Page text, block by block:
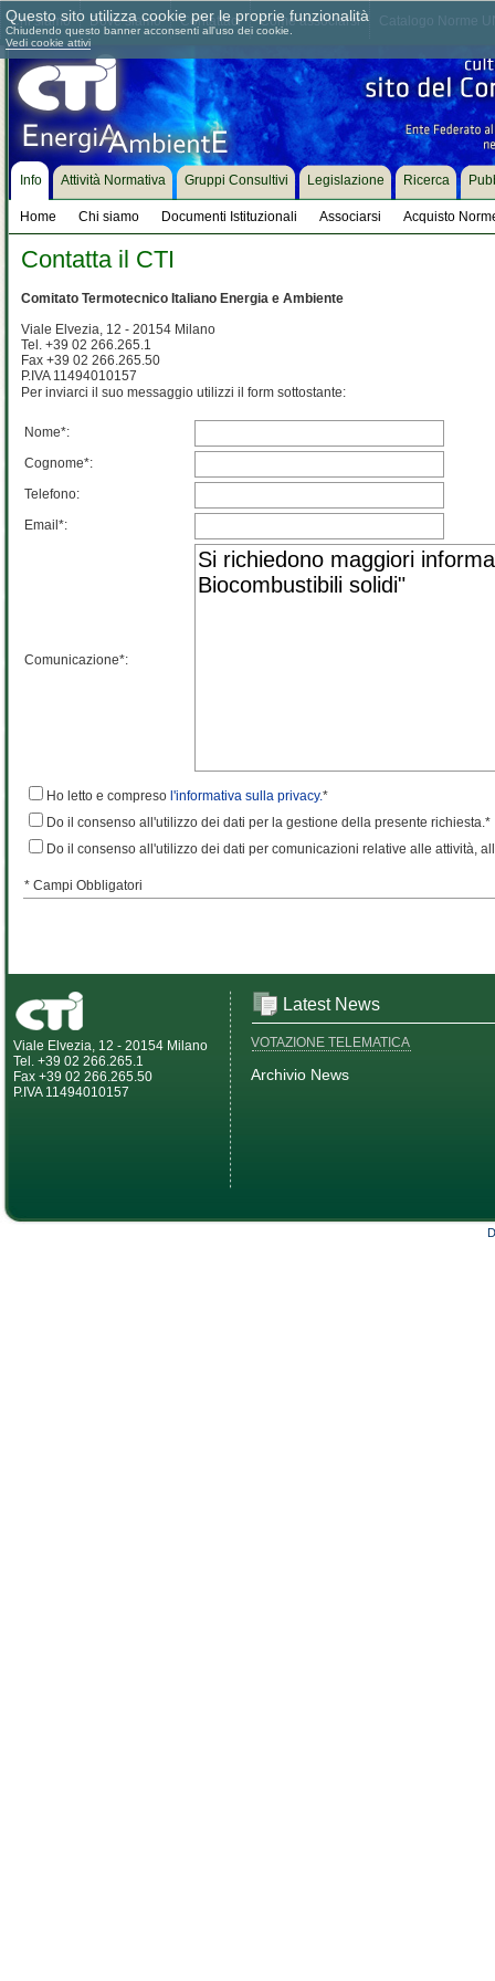
Chi siamo Dove siamo Contattaci Come associarsi
Info
Home Chi siamo Documenti Istituzionali Associarsi Acquisto
Attività Normativa Gruppi Consultivi Legislazione Ricerca
Contatta il CTI
Comitato Termotecnico Italiano Energia e Ambiente
Viale Elvezia, 12 - 20154 Milano
Tel. +39 02 266.265.1
Fax +39 02 266.265.50
P.IVA 11494010157
Per inviarci il suo messaggio utilizzi il form sottostante:
Nome*:
Cognome*:
Telefono:
Email*:
Comunicazione*:
Ho letto e compreso l'informativa sulla privacy.*
Do il consenso all'utilizzo dei dati per la gestione della presente richiesta.*
Do il consenso all'utilizzo dei dati per comunicazioni relative alle attività,
* Campi Obbligatori
Viale Elvezia, 12 - 20154 Milano
Tel. +39 02 266.265.1
Fax +39 02 266.265.50
P.IVA 11494010157
Latest News
VOTAZIONE TELEMATICA
Archivio News
Questo sito utilizza cookie per le proprie funzionalità
Chiudendo questo banner acconsenti all'uso dei cookie.
Vedi cookie attivi